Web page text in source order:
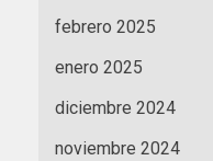
febrero 2025
enero 2025
diciembre 2024
noviembre 2024